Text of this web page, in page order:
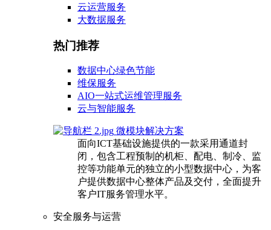
云运营服务
大数据服务
热门推荐
数据中心绿色节能
维保服务
AIO一站式运维管理服务
云与智能服务
微模块解决方案
面向ICT基础设施提供的一款采用通道封
闭，包含工程预制的机柜、配电、制冷、监
控等功能单元的独立的小型数据中心，为客
户提供数据中心整体产品及交付，全面提升
客户IT服务管理水平。
安全服务与运营